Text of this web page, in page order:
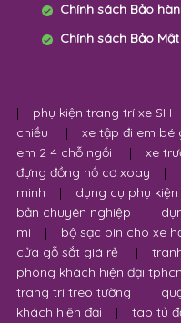
Chính sách Bảo
Chính sách Bảo
| phụ kiện trang trí xe SH
chiều
| xe tập đi em bé
em 2 4 chỗ ngồi
| xe
đựng đồng hồ cơ xoay
|
minh
| dụng cụ phụ
bản chuyên nghiệp
|
mi
| bộ sạc pin cho xe
cửa gỗ sắt giá rẻ
|
phòng khách hiện đại
trang trí treo tường
|
khách hiện đại
|
tab tủ